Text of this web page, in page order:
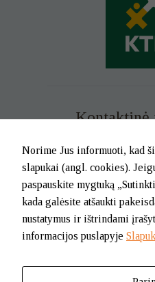
Mob. tel.
Tel. (0-
El.p.
K. Donelaičio
I-V nuo
Norime Jus informuoti, kad
slapukai (angl. cookies).
paspauskite mygtuką
kada galėsite atšaukti
nustatymus ir ištrindami
informacijos puslapyje